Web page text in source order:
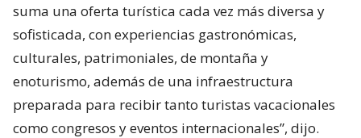
suma una oferta turística cada vez más diversa y
sofisticada, con experiencias gastronómicas,
culturales, patrimoniales, de montaña y
enoturismo, además de una infraestructura
preparada para recibir tanto turistas vacacionales
como congresos y eventos internacionales”, dijo.